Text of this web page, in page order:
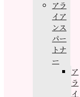
アラ
イア
ンス
パー
トナ
ー
ア
ラ
イ